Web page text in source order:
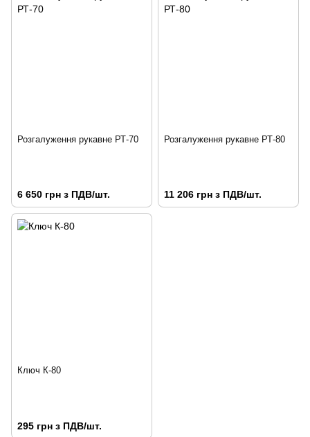
Розгалуження рукавне РТ-70
6 650 грн з ПДВ/шт.
Розгалуження рукавне РТ-80
11 206 грн з ПДВ/шт.
Ключ К-80
295 грн з ПДВ/шт.